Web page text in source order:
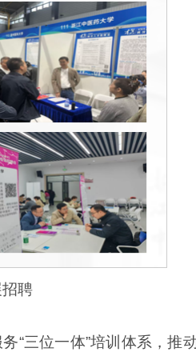
聘
“三位一体”培训体系，推